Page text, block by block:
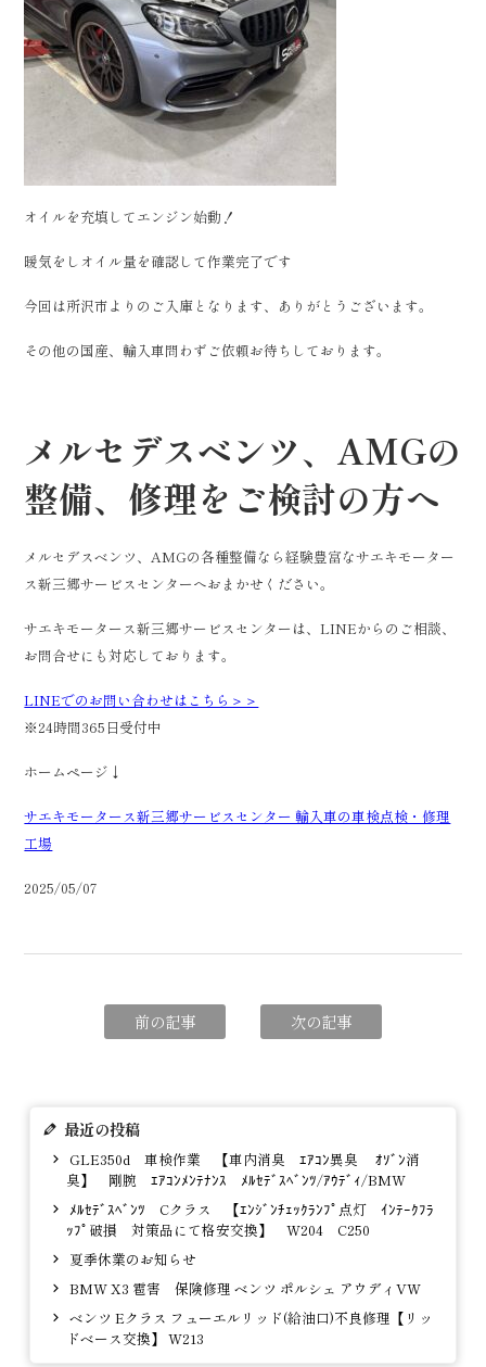
オイルを充填してエンジン始動！
暖気をしオイル量を確認して作業完了です
今回は所沢市よりのご入庫となります、ありがとうございます。
その他の国産、輸入車問わずご依頼お待ちしております。
メルセデスベンツ、AMGの
整備、修理をご検討の方へ
メルセデスベンツ、AMGの各種整備なら経験豊富なサエキモーター
ス新三郷サービスセンターへおまかせください。
サエキモータース新三郷サービスセンターは、LINEからのご相談、
お問合せにも対応しております。
LINEでのお問い合わせはこちら＞＞
※24時間365日受付中
ホームページ↓
サエキモータース新三郷サービスセンター 輸入車の車検点検・修理
工場
2025/05/07
前の記事 次の記事
最近の投稿
GLE350d 車検作業 【車内消臭 ｴｱｺﾝ異臭 ｵｿﾞﾝ消
臭】 剛腕 ｴｱｺﾝﾒﾝﾃﾅﾝｽ ﾒﾙｾﾃﾞｽﾍﾞﾝﾂ/ｱｳﾃﾞｨ/BMW
ﾒﾙｾﾃﾞｽﾍﾞﾝﾂ Cクラス 【ｴﾝｼﾞﾝﾁｪｯｸﾗﾝﾌﾟ点灯 ｲﾝﾃｰｸﾌﾗ
ｯﾌﾟ破損 対策品にて格安交換】 W204 C250
夏季休業のお知らせ
BMW X3 雹害 保険修理 ベンツ ポルシェ アウディVW
ベンツ Eクラス フューエルリッド(給油口)不良修理【リッ
ドベース交換】 W213